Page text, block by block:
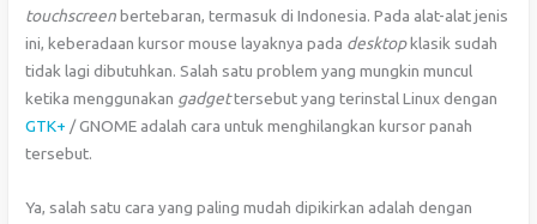
touchscreenbertebaran, termasuk di Indonesia. Pada alat-alat jenis
ini, keberadaan kursor mouse layaknya pada desktopklasik sudah
tidak lagi dibutuhkan. Salah satu problem yang mungkin muncul
ketika menggunakan gadgettersebut yang terinstal Linux dengan
GTK+ / GNOME adalah cara untuk menghilangkan kursor panah
tersebut.
Ya, salah satu cara yang paling mudah dipikirkan adalah dengan